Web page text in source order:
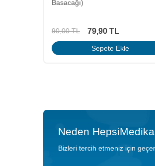
214,16TL 164,90TL
Sepete Ekle
Neden
Bizleri tercih etmeniz için